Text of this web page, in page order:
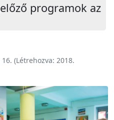
programok az
(Létrehozva: 2018.